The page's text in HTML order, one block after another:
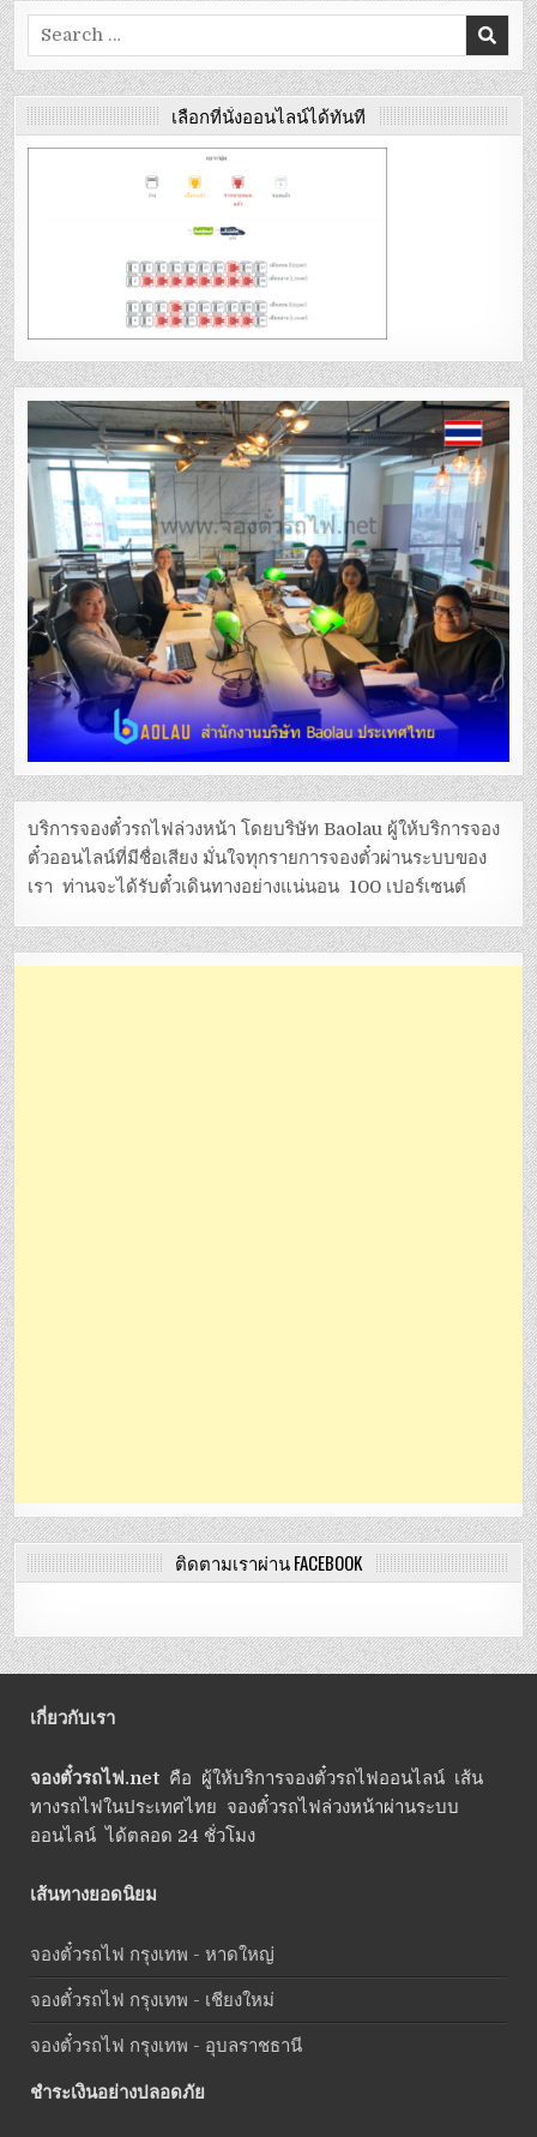
Search
for:
เลือกที่นั่งออนไลน์ได้ทันที
บริการจองตั๋วรถไฟล่วงหน้า โดยบริษัท Baolau ผู้ให้บริการจอง
ตั๋วออนไลน์ที่มีชื่อเสียง มั่นใจทุกรายการจองตั๋วผ่านระบบของ
เรา ท่านจะได้รับตั๋วเดินทางอย่างแน่นอน 100 เปอร์เซนต์
ติดตามเราผ่าน FACEBOOK
เกี่ยวกับเรา
จองตั๋วรถไฟ.net คือ ผู้ให้บริการจองตั๋วรถไฟออนไลน์ เส้น
ทางรถไฟในประเทศไทย จองตั๋วรถไฟล่วงหน้าผ่านระบบ
ออนไลน์ ได้ตลอด 24 ชั่วโมง
เส้นทางยอดนิยม
จองตั๋วรถไฟ กรุงเทพ - หาดใหญ่
จองตั๋วรถไฟ กรุงเทพ - เชียงใหม่
จองตั๋วรถไฟ กรุงเทพ - อุบลราชธานี
ชำระเงินอย่างปลอดภัย